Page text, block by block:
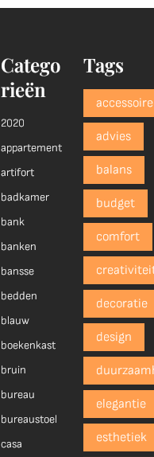
Catego
rieën
2020
appartement
artifort
badkamer
bank
banken
bansse
bedden
blauw
boekenkast
bruin
bureau
bureaustoel
casa
Tags
advies
balans
budget
comfort
decoratie
design
elegantie
esthetiek